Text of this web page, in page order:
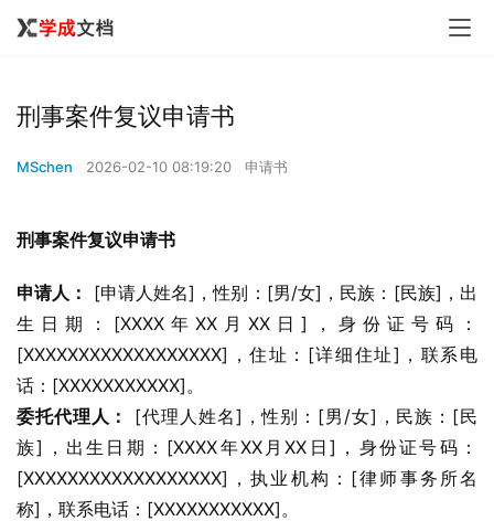
刑事案件复议申请书
MSchen 2026-02-10 08:19:20 申请书
刑事案件复议申请书
申请人：
[申请人姓名]，性别：[男/女]，民族：[民族]，出
生日期：[XXXX年XX月XX日]，身份证号码：
[XXXXXXXXXXXXXXXXXX]，住址：[详细住址]，联系电
话：[XXXXXXXXXXX]。
委托代理人：
[代理人姓名]，性别：[男/女]，民族：[民
族]，出生日期：[XXXX年XX月XX日]，身份证号码：
[XXXXXXXXXXXXXXXXXX]，执业机构：[律师事务所名
称]，联系电话：[XXXXXXXXXXX]。